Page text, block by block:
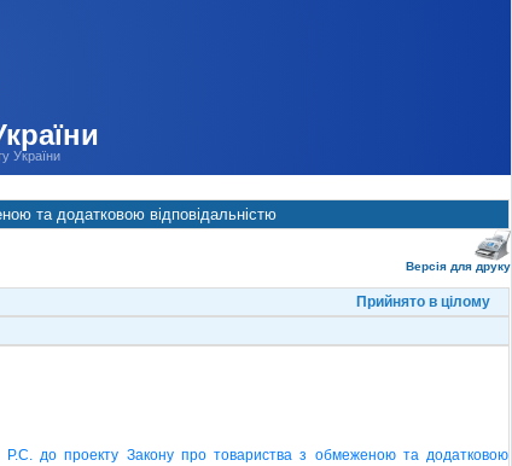
України
та додатковою відповідальністю
Версія для друку
Прийнято в цілому
до проекту Закону про товариства з обмеженою та додатковою